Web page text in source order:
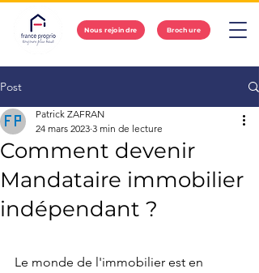
Nous rejoindre Brochure
Post
Comment devenir
Mandataire immobilier
indépendant ?
Patrick ZAFRAN
24 mars 2023 3 min de lecture
Le monde de l'immobilier est en